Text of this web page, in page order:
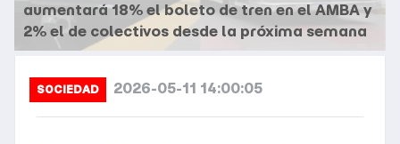
aumentará 18% el boleto de tren en el AMBA y
2% el de colectivos desde la próxima semana
SOCIEDAD 2026-05-11 14:00:05